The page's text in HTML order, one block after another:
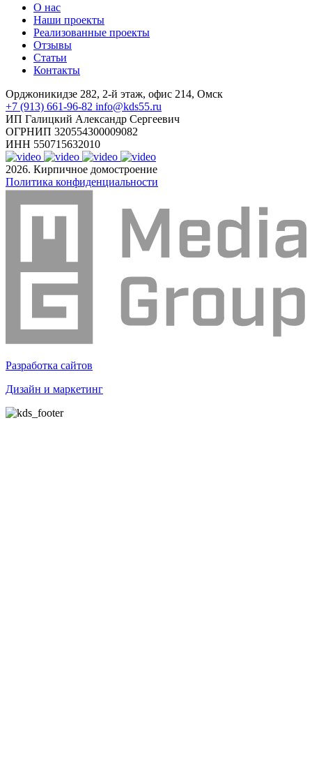
О нас
Наши проекты
Реализованные проекты
Отзывы
Статьи
Контакты
Орджоникидзе 282, 2-й этаж, офис 214, Омск
+7 (913) 661-96-82 info@kds55.ru
ИП Галицкий Александр Сергеевич
ОГРНИП 320554300009082
ИНН 550715632010
2026. Кирпичное домостроение
Политика конфиденциальности
Разработка сайтов
Дизайн и маркетинг